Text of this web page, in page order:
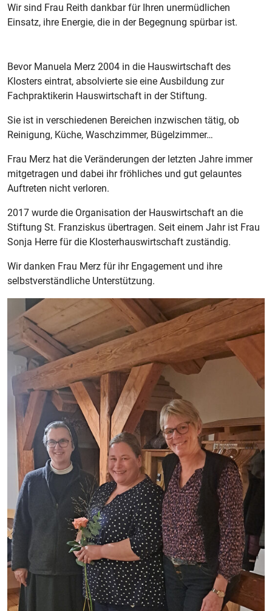
Wir sind Frau Reith dankbar für Ihren unermüdlichen
Einsatz, ihre Energie, die in der Begegnung spürbar ist.
Bevor Manuela Merz 2004 in die Hauswirtschaft des
Klosters eintrat, absolvierte sie eine Ausbildung zur
Fachpraktikerin Hauswirtschaft in der Stiftung.
Sie ist in verschiedenen Bereichen inzwischen tätig, ob
Reinigung, Küche, Waschzimmer, Bügelzimmer…
Frau Merz hat die Veränderungen der letzten Jahre immer
mitgetragen und dabei ihr fröhliches und gut gelauntes
Auftreten nicht verloren.
2017 wurde die Organisation der Hauswirtschaft an die
Stiftung St. Franziskus übertragen. Seit einem Jahr ist Frau
Sonja Herre für die Klosterhauswirtschaft zuständig.
Wir danken Frau Merz für ihr Engagement und ihre
selbstverständliche Unterstützung.